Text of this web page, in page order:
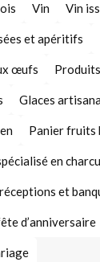
Vin Vin
et apéritifs
œufs
Glaces
Panier fruits
en
et
d’anniversaire